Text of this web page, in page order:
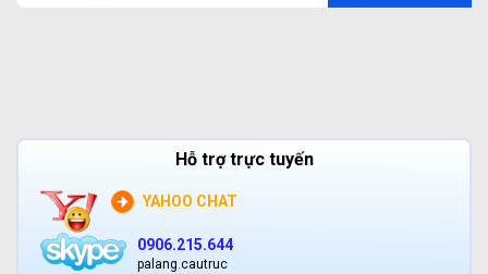
Hỗ trợ trực tuyến
YAHOO CHAT
0906.215.644
palang.cautruc